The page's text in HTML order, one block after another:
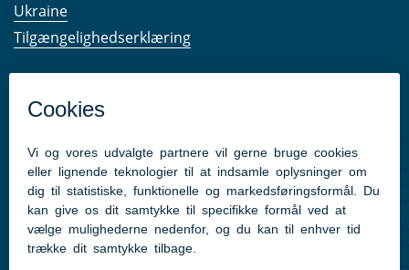
Ukraine
Tilgængelighedserklæring
Følg os på Facebook
Pressekontakt
Følg med